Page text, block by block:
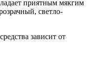
приятным мякгим
светло-
зависит от